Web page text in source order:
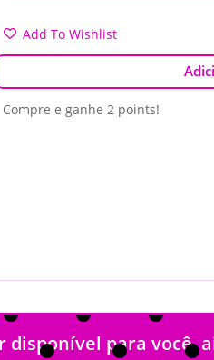
Add To Wishlist
Compre e ganhe 2 points!
para você,